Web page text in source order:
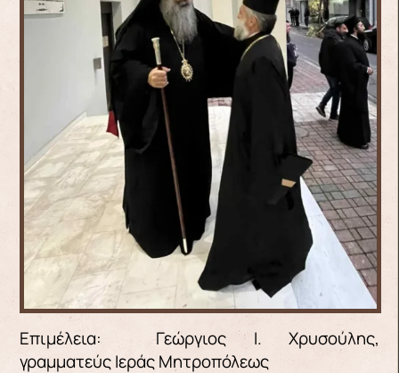
Επιμέλεια: Γεώργιος Ι. Χρυσούλης,
γραμματεύς Ιεράς Μητροπόλεως